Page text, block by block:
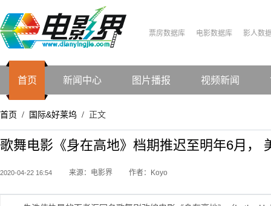
票房数据库 电影数据库 影人数
首页 新闻中心 图片播报 视频新闻
首页 / 国际&好莱坞 / 正文
歌舞电影《身在高地》档期推迟至明年6月，
2020-04-22 16:54 来源：电影界 作者：Koyo